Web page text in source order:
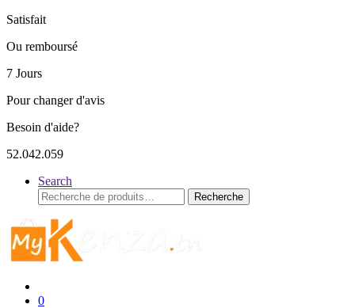
Satisfait
Ou remboursé
7 Jours
Pour changer d'avis
Besoin d'aide?
52.042.059
Search
Recherche
pour :
Recherche
0